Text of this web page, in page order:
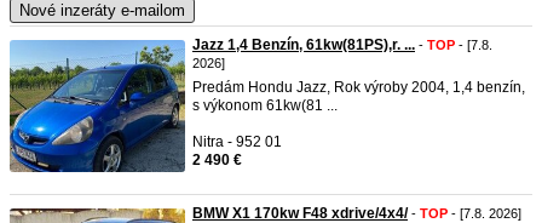
Nové inzeráty e-mailom
Jazz 1,4 Benzín, 61kw(81PS),r. ... - TOP - [7.8.
2026]
Predám Hondu Jazz, Rok výroby 2004, 1,4 benzín,
s výkonom 61kw(81 ...
Nitra - 952 01
2 490 €
BMW X1 170kw F48 xdrive/4x4/- TOP - [7.8. 2026]